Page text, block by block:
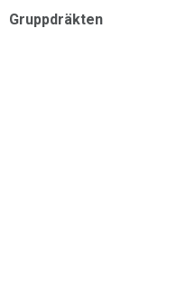
Gruppdräkten